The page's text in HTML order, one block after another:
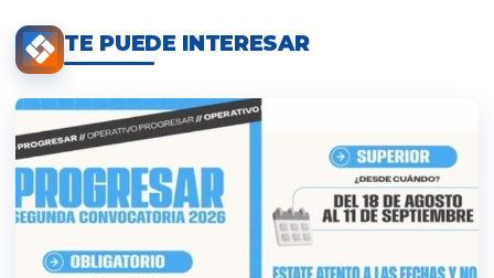
TE PUEDE INTERESAR